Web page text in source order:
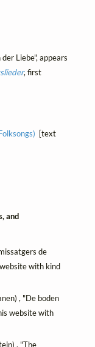
Liebe", appears
, first
[text
and
de
with kind
, "De boden
website with
, "The